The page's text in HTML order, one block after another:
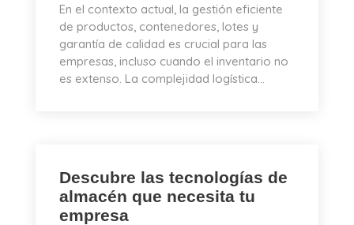
En el contexto actual, la gestión eficiente
de productos, contenedores, lotes y
garantía de calidad es crucial para las
empresas, incluso cuando el inventario no
es extenso. La complejidad logística...
Descubre las tecnologías de
almacén que necesita tu
empresa